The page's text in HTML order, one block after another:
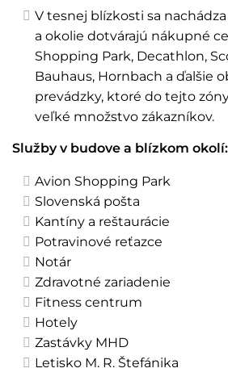
V tesnej blízkosti sa
a okolie dotvárajú nákupné
Shopping Park, Decathlon,
Bauhaus, Hornbach a ďalšie
prevádzky, ktoré do tejto
veľké množstvo zákazníkov.
Služby v budove a blízkom okolí:
Avion Shopping Park
Slovenská pošta
Kantíny a reštaurácie
Potravinové reťazce
Notár
Zdravotné zariadenie
Fitness centrum
Hotely
Zastávky MHD
Letisko M. R. Štefánika